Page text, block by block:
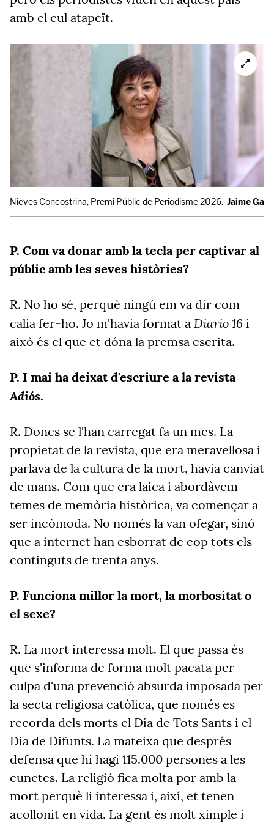
amb el cul atapeït.
Nieves Concostrina, Premi Públic de Periodisme 2026. Jaime
P. Com va donar amb la tecla per captivar al
públic amb les seves històries?
R. No ho sé, perquè ningú em va dir com
calia fer-ho. Jo m'havia format a Diario 16 i
això és el que et dóna la premsa escrita.
P. I mai ha deixat d'escriure a la revista
Adiós.
R. Doncs se l'han carregat fa un mes. La
propietat de la revista, que era meravellosa i
parlava de la cultura de la mort, havia canviat
de mans. Com que era laica i abordàvem
temes de memòria històrica, va començar a
ser incòmoda. No només la van ofegar, sinó
que a internet han esborrat de cop tots els
continguts de trenta anys.
P. Funciona millor la mort, la morbositat o
el sexe?
R. La mort interessa molt. El que passa és
que s'informa de forma molt pacata per
culpa d'una prevenció absurda imposada per
la secta religiosa catòlica, que només es
recorda dels morts el Día de Tots Sants i el
Dia de Difunts. La mateixa que després
defensa que hi hagi 115.000 persones a les
cunetes. La religió fica molta por amb la
mort perquè li interessa i, així, et tenen
acollonit en vida. La gent és molt ximple i